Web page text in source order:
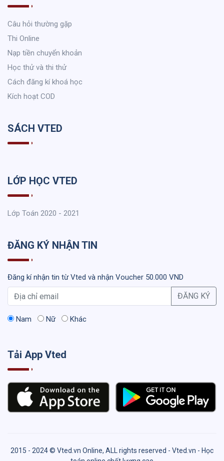
Câu hỏi thường gặp
Thi Online
Nạp tiền chuyển khoản
Học thử và thi thử
Cách đăng kí khoá học
Kích hoạt COD
SÁCH VTED
LỚP HỌC VTED
Lớp Toán 2020 - 2021
ĐĂNG KÝ NHẬN TIN
Đăng kí nhận tin từ Vted và nhận Voucher 50.000 VND
ĐĂNG KÝ
Nam Nữ Khác
Tải App Vted
2015 - 2024 © Vted.vn Online, ALL rights reserved - Vted.vn - Học